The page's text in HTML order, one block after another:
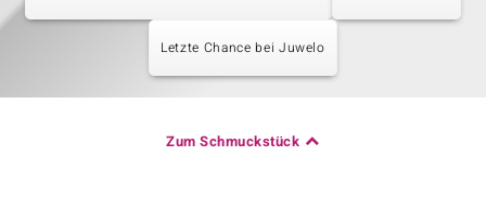
Letzte Chance bei Juwelo
Zum Schmuckstück